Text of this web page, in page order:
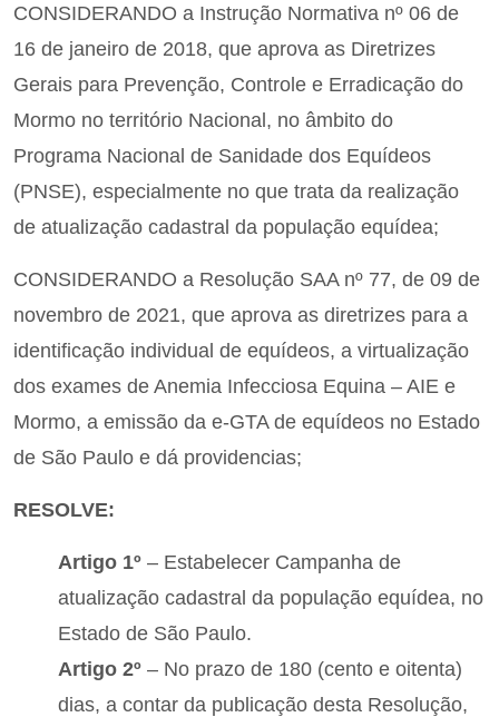
CONSIDERANDO a Instrução Normativa nº 06 de
16 de janeiro de 2018, que aprova as Diretrizes
Gerais para Prevenção, Controle e Erradicação do
Mormo no território Nacional, no âmbito do
Programa Nacional de Sanidade dos Equídeos
(PNSE), especialmente no que trata da realização
de atualização cadastral da população equídea;
CONSIDERANDO a Resolução SAA nº 77, de 09 de
novembro de 2021, que aprova as diretrizes para a
identificação individual de equídeos, a virtualização
dos exames de Anemia Infecciosa Equina – AIE e
Mormo, a emissão da e-GTA de equídeos no Estado
de São Paulo e dá providencias;
RESOLVE:
Artigo 1º – Estabelecer Campanha de
atualização cadastral da população equídea, no
Estado de São Paulo.
Artigo 2º – No prazo de 180 (cento e oitenta)
dias, a contar da publicação desta Resolução,